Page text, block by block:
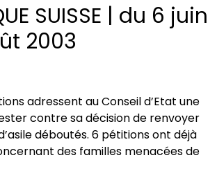
SUISSE | du 6 juin
2003
adressent au Conseil d’Etat une
contre sa décision de renvoyer
déboutés. 6 pétitions ont déjà
des familles menacées de